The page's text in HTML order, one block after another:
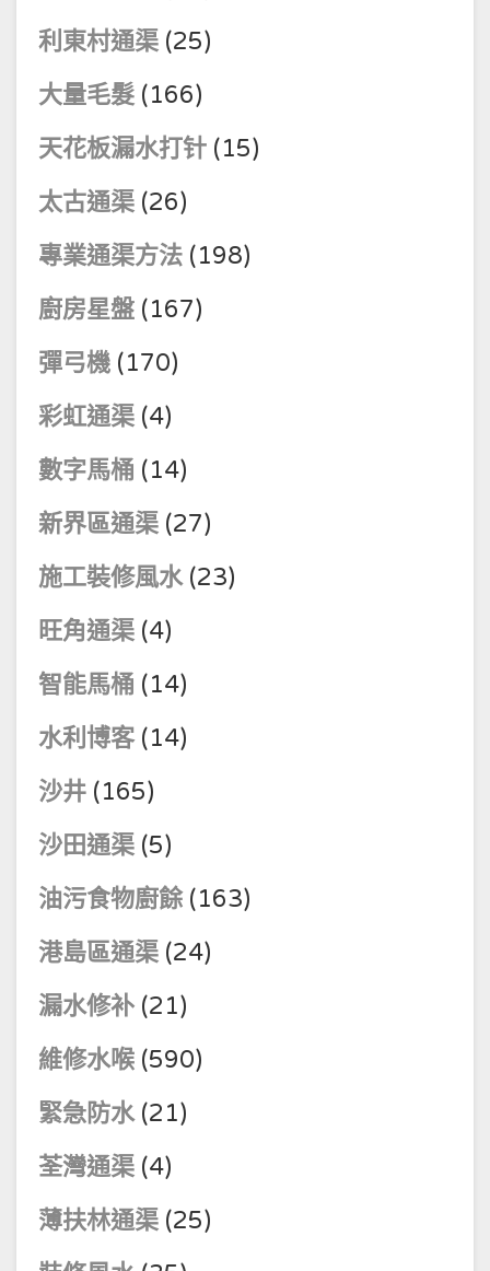
利東村通渠 (25)
大量毛髮 (166)
天花板漏水打针 (15)
太古通渠 (26)
專業通渠方法 (198)
廚房星盤 (167)
彈弓機 (170)
彩虹通渠 (4)
數字馬桶 (14)
新界區通渠 (27)
施工裝修風水(23)
旺角通渠 (4)
智能馬桶 (14)
水利博客(14)
沙井 (165)
沙田通渠 (5)
油污食物廚餘(163)
港島區通渠 (24)
漏水修补 (21)
維修水喉 (590)
緊急防水(21)
荃灣通渠 (4)
薄扶林通渠 (25)